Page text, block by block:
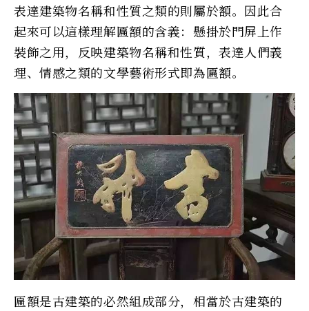
表達建築物名稱和性質之類的則屬於額。因此合
起來可以這樣理解匾額的含義：懸掛於門屏上作
裝飾之用，反映建築物名稱和性質，表達人們義
理、情感之類的文學藝術形式即為匾額。
匾額是古建築的必然組成部分，相當於古建築的